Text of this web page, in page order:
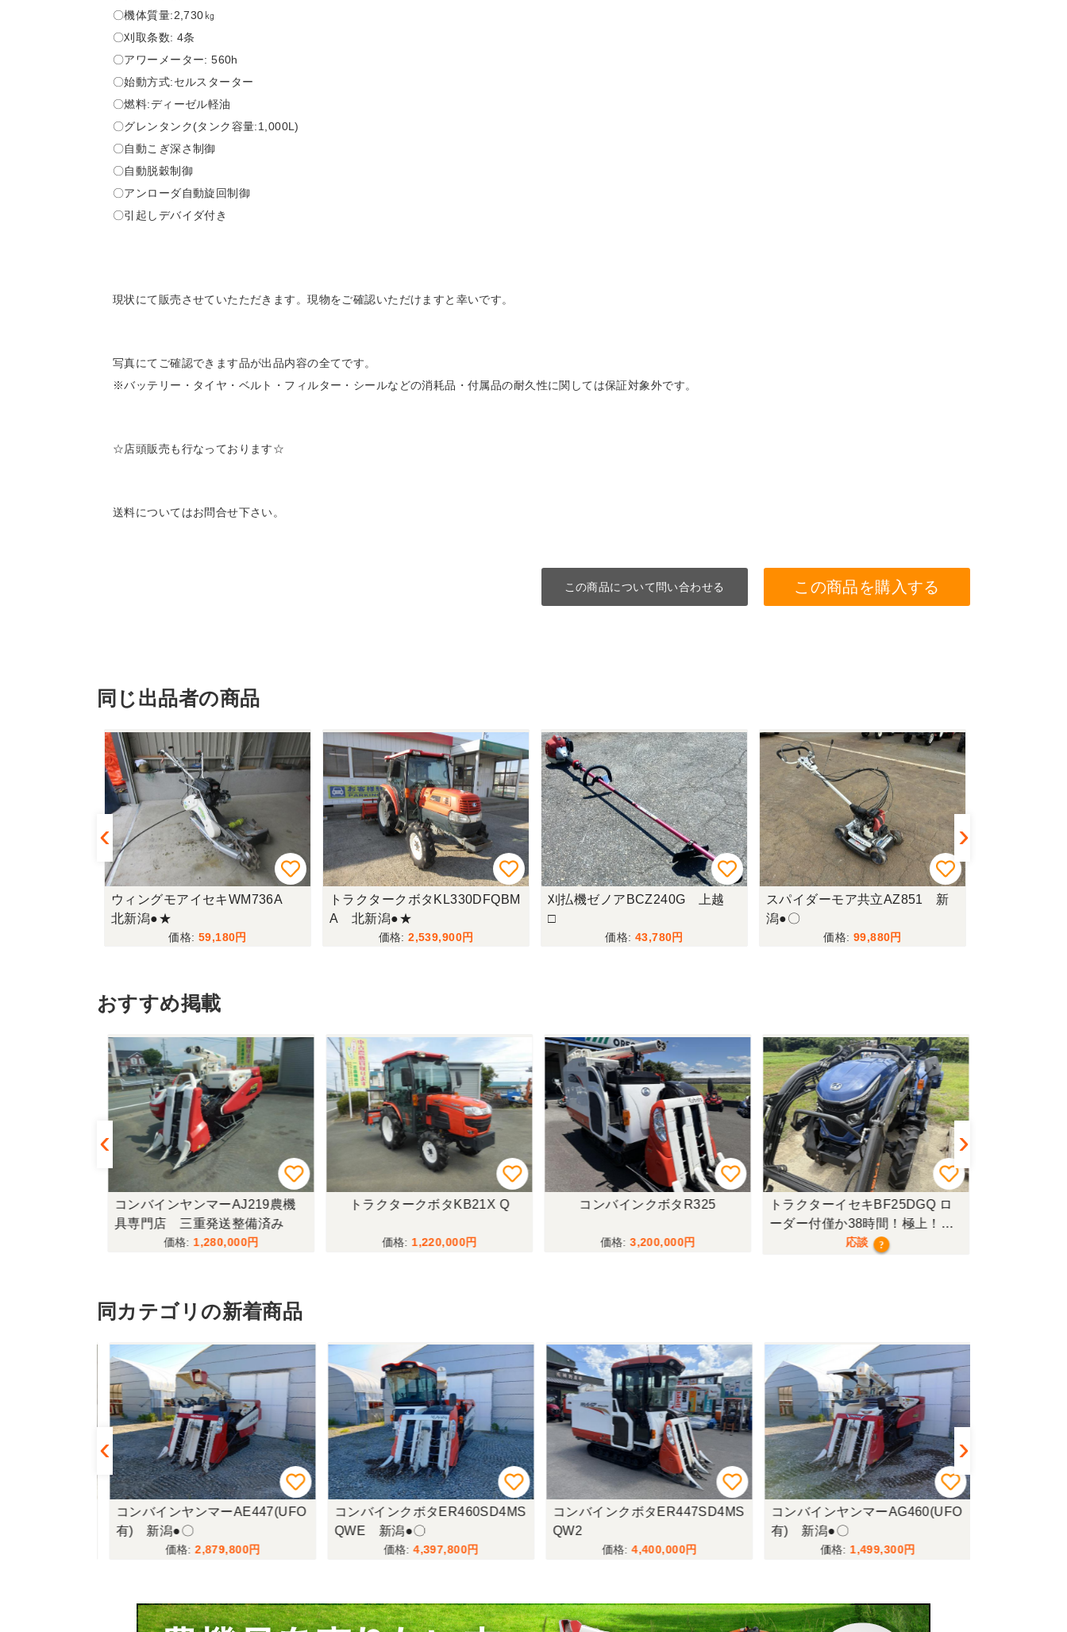
〇機体質量:2,730㎏
〇刈取条数: 4条
〇アワーメーター: 560h
〇始動方式:セルスターター
〇燃料:ディーゼル軽油
〇グレンタンク(タンク容量:1,000L)
〇自動こぎ深さ制御
〇自動脱穀制御
〇アンローダ自動旋回制御
〇引起しデバイダ付き
現状にて販売させていたただきます。現物をご確認いただけますと幸いです。
写真にてご確認できます品が出品内容の全てです。
※バッテリー・タイヤ・ベルト・フィルター・シールなどの消耗品・付属品の耐久性に関しては保証対象外です。
☆店頭販売も行なっております☆
送料についてはお問合せ下さい。
この商品について問い合わせる この商品を購入する
同じ出品者の商品
ウィングモアイセキWM736A
北新潟●★
59,180
トラクタークボタKL330DFQBM
A 北新潟●★
2,539,900
刈払機ゼノアBCZ240G 上越
□
43,780
スパイダーモア共立AZ851 新
潟●〇
99,880
おすすめ掲載
コンバインヤンマーAJ219農機
具専門店 三重発送整備済み
1,280,000
トラクタークボタKB21X Q
1,220,000
コンバインクボタR325
3,200,000
トラクターイセキBF25DGQ ロ
ーダー付僅か38時間！極上！現
応談 ?
同カテゴリの新着商品
コンバインヤンマーAE447(UFO
有) 新潟●〇
2,879,800
コンバインクボタER460SD4MS
QWE 新潟●〇
4,397,800
コンバインクボタER447SD4MS
QW2
4,400,000
コンバインヤンマーAG460(UFO
有) 新潟●〇
1,499,300